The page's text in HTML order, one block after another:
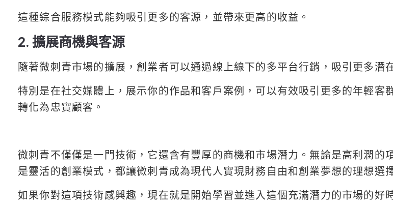
這種綜合服務模式能夠吸引更多的客源，並帶來更高的收益。
2. 擴展商機與客源
隨著微刺青市場的擴展，創業者可以通過線上線下的多平台行銷，吸引更多潛
特別是在社交媒體上，展示你的作品和客戶案例，可以有效吸引更多的年輕客
轉化為忠實顧客。
微刺青不僅僅是一門技術，它還含有豐厚的商機和市場潛力。無論是高利潤的
是靈活的創業模式，都讓微刺青成為現代人實現財務自由和創業夢想的理想選
如果你對這項技術感興趣，現在就是開始學習並進入這個充滿潛力的市場的好